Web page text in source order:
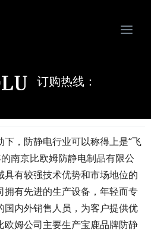
订购热线：
速发展
，防静电行业可以称得上是“飞
南京比欧姆防静电制品有限公
有较强技术优势和市场地位的
有先进的生产设备，年轻而专
国内外销售人员，为客户提供优
欧姆公司主要生产宝鹿品牌防静